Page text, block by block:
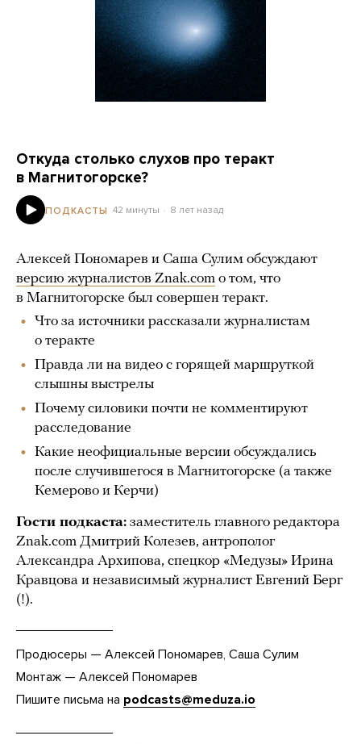
Откуда столько слухов про теракт
в Магнитогорске?
ПОДКАСТЫ 42 минуты 8 лет назад
Алексей Пономарев и Саша Сулим обсуждают
версию журналистов Znak.com о том, что
в Магнитогорске был совершен теракт.
Что за источники рассказали журналистам
о теракте
Правда ли на видео с горящей маршруткой
слышны выстрелы
Почему силовики почти не комментируют
расследование
Какие неофициальные версии обсуждались
после случившегося в Магнитогорске (а также
Кемерово и Керчи)
Гости подкаста: заместитель главного редактора
Znak.com Дмитрий Колезев, антрополог
Александра Архипова, спецкор «Медузы» Ирина
Кравцова и независимый журналист Евгений Берг
(!).
Продюсеры — Алексей Пономарев, Саша Сулим
Монтаж — Алексей Пономарев
Пишите письма на podcasts@meduza.io